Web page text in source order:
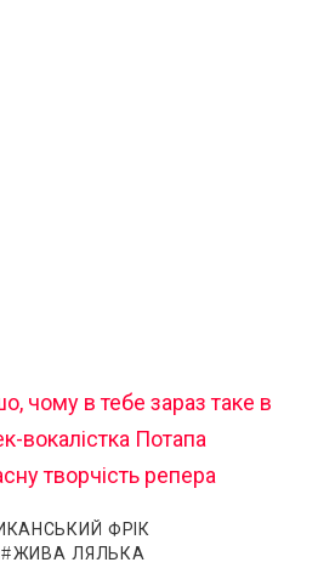
чому в тебе зараз таке в
вокалістка Потапа
творчість репера
ФРІК
ЖИВА ЛЯЛЬКА